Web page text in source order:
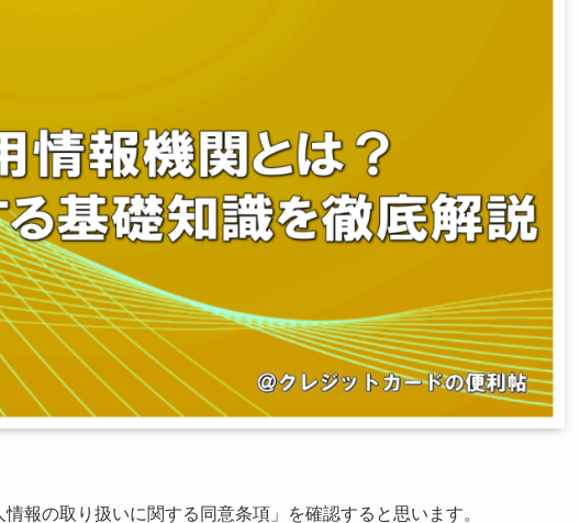
報の取り扱いに関する同意条項」を確認すると思います。